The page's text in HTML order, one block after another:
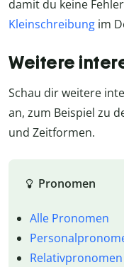
damit du keine
Kleinschreibung im
Weitere
Schau dir weitere
an, zum Beispiel zu
und Zeitformen.
Pronomen
Alle Pronomen
Relativpronomen